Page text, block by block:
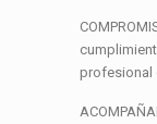
profesional